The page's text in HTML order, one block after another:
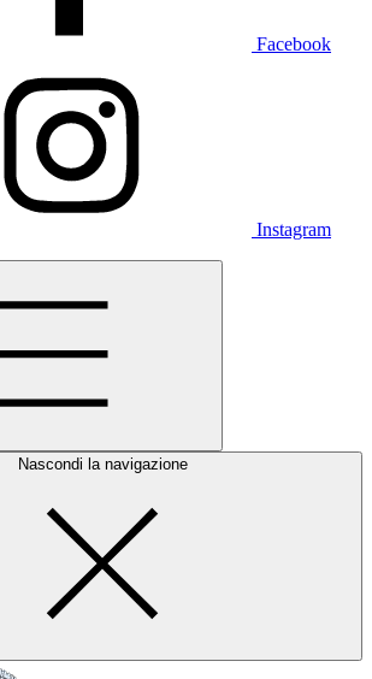
Facebook
Instagram
Nascondi la navigazione